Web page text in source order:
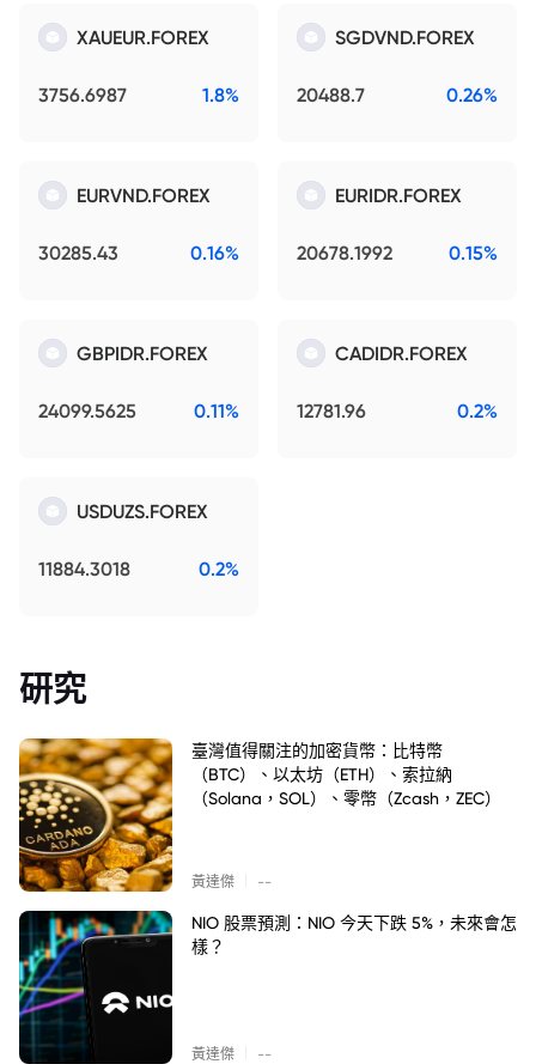
XAUEUR.FOREX
3756.6987 1.8%
SGDVND.FOREX
20488.7 0.26%
EURVND.FOREX
30285.43 0.16%
EURIDR.FOREX
20678.1992 0.15%
GBPIDR.FOREX
24099.5625 0.11%
CADIDR.FOREX
12781.96 0.2%
USDUZS.FOREX
11884.3018 0.2%
研究
臺灣值得關注的加密貨幣：比特幣
（BTC）、以太坊（ETH）、索拉納
（Solana，SOL）、零幣（Zcash，ZEC）
黃達傑 --
NIO 股票預測：NIO 今天下跌 5%，未來會怎
樣？
黃達傑 --